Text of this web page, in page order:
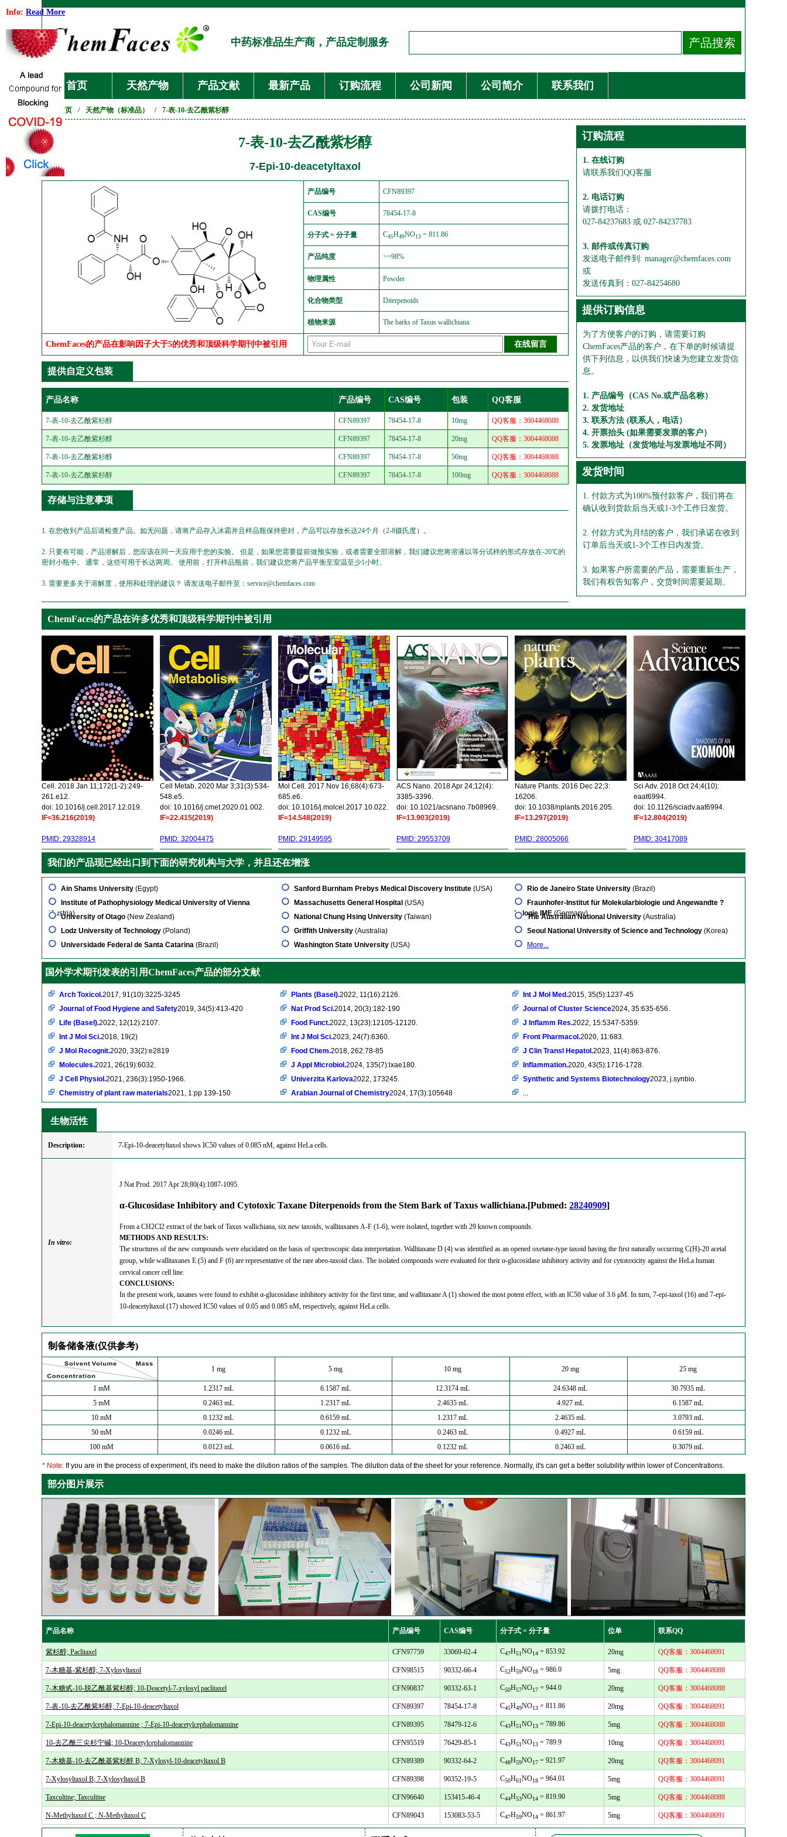
Info: Read More
中药标准品生产商，产品定制服务
首页 天然产物 产品文献 最新产品 订购流程 公司新闻 公司简介 联系我们
首页 / 天然产物（标准品） / 7-表-10-去乙酰紫杉醇
7-表-10-去乙酰紫杉醇
7-Epi-10-deacetyltaxol
产品编号 CFN89397
CAS编号 78454-17-8
分子式 = 分子量 C45H49NO13 = 811.86
产品纯度 >=98%
物理属性 Powder
化合物类型 Diterpenoids
植物来源 The barks of Taxus wallichiana.
ChemFaces的产品在影响因子大于5的优秀和顶级科学期刊中被引用
提供自定义包装
产品名称 产品编号 CAS编号 包装 QQ客服
7-表-10-去乙酰紫杉醇 CFN89397 78454-17-8 10mg QQ客服：3004468088
7-表-10-去乙酰紫杉醇 CFN89397 78454-17-8 20mg QQ客服：3004468088
7-表-10-去乙酰紫杉醇 CFN89397 78454-17-8 50mg QQ客服：3004468088
7-表-10-去乙酰紫杉醇 CFN89397 78454-17-8 100mg QQ客服：3004468088
存储与注意事项
1. 在您收到产品后请检查产品。如无问题，请将产品存入冰霜并且样品瓶保持密封，产品可以存放长达24个月（2-8摄氏度）。
2. 只要有可能，产品溶解后，您应该在同一天应用于您的实验。 但是，如果您需要提前做预实验，或者需要全部溶解，我们建议您将溶液以等分试样的形式存放在-20℃的
密封小瓶中。 通常，这些可用于长达两周。 使用前，打开样品瓶前，我们建议您将产品平衡至室温至少1小时。
3. 需要更多关于溶解度，使用和处理的建议？ 请发送电子邮件至：service@chemfaces.com
订购流程
1. 在线订购
请联系我们QQ客服
2. 电话订购
请拨打电话：
027-84237683 或 027-84237783
3. 邮件或传真订购
发送电子邮件到: manager@chemfaces.com
或
发送传真到：027-84254680
提供订购信息
为了方便客户的订购，请需要订购
ChemFaces产品的客户，在下单的时候请提
供下列信息，以供我们快速为您建立发货信
息。
1. 产品编号（CAS No.或产品名称）
2. 发货地址
3. 联系方法 (联系人，电话）
4. 开票抬头 (如果需要发票的客户）
5. 发票地址（发货地址与发票地址不同）
发货时间
1. 付款方式为100%预付款客户，我们将在
确认收到货款后当天或1-3个工作日发货。
2. 付款方式为月结的客户，我们承诺在收到
订单后当天或1-3个工作日内发货。
3. 如果客户所需要的产品，需要重新生产，
我们有权告知客户，交货时间需要延期。
ChemFaces的产品在许多优秀和顶级科学期刊中被引用
Cell. 2018 Jan 11;172(1-2):249-
261.e12.
doi: 10.1016/j.cell.2017.12.019.
IF=36.216(2019)
PMID: 29328914
Cell Metab. 2020 Mar 3;31(3):534-
548.e5.
doi: 10.1016/j.cmet.2020.01.002.
IF=22.415(2019)
PMID: 32004475
Mol Cell. 2017 Nov 16;68(4):673-
685.e6.
doi: 10.1016/j.molcel.2017.10.022.
IF=14.548(2019)
PMID: 29149595
ACS Nano. 2018 Apr 24;12(4):
3385-3396.
doi: 10.1021/acsnano.7b08969.
IF=13.903(2019)
PMID: 29553709
Nature Plants. 2016 Dec 22;3:
16206.
doi: 10.1038/nplants.2016.205.
IF=13.297(2019)
PMID: 28005066
Sci Adv. 2018 Oct 24;4(10):
eaat6994.
doi: 10.1126/sciadv.aat6994.
IF=12.804(2019)
PMID: 30417089
我们的产品现已经出口到下面的研究机构与大学，并且还在增涨
Ain Shams University (Egypt)
Institute of Pathophysiology Medical University of Vienna
(Austria)University of Otago (New Zealand)
Lodz University of Technology (Poland)
Universidade Federal de Santa Catarina (Brazil)
Sanford Burnham Prebys Medical Discovery Institute (USA)
Massachusetts General Hospital (USA)
National Chung Hsing University (Taiwan)
Griffith University (Australia)
Washington State University (USA)
Rio de Janeiro State University (Brazil)
Fraunhofer-Institut für Molekularbiologie und Angewandte ?
kologie IME(Germany)
The Australian National University (Australia)
Seoul National University of Science and Technology (Korea)
More...
国外学术期刊发表的引用ChemFaces产品的部分文献
Arch Toxicol.2017, 91(10):3225-3245
Journal of Food Hygiene and Safety2019, 34(5):413-420
Life (Basel).2022, 12(12):2107.
Int J Mol Sci.2018, 19(2)
J Mol Recognit.2020, 33(2):e2819
Molecules.2021, 26(19):6032.
J Cell Physiol.2021, 236(3):1950-1966.
Chemistry of plant raw materials2021, 1:pp 139-150
Plants (Basel).2022, 11(16):2126.
Nat Prod Sci.2014, 20(3):182-190
Food Funct.2022, 13(23):12105-12120.
Int J Mol Sci.2023, 24(7):6360.
Food Chem.2018, 262:78-85
J Appl Microbiol.2024, 135(7):lxae180.
Univerzita Karlova2022, 173245.
Arabian Journal of Chemistry2024, 17(3):105648
Int J Mol Med.2015, 35(5):1237-45
Journal of Cluster Science2024, 35:635-656.
J Inflamm Res.2022, 15:5347-5359.
Front Pharmacol.2020, 11:683.
J Clin Transl Hepatol.2023, 11(4):863-876.
Inflammation.2020, 43(5):1716-1728.
Synthetic and Systems Biotechnology2023, j.synbio.
...
生物活性
Description: 7-Epi-10-deacetyltaxol shows IC50 values of 0.085 nM, against HeLa cells.
In vitro:
J Nat Prod. 2017 Apr 28;80(4):1087-1095.
α-Glucosidase Inhibitory and Cytotoxic Taxane Diterpenoids from the Stem Bark of Taxus wallichiana.[Pubmed: 28240909]
From a CH2Cl2 extract of the bark of Taxus wallichiana, six new taxoids, wallitaxanes A-F (1-6), were isolated, together with 29 known compounds.
METHODS AND RESULTS:
The structures of the new compounds were elucidated on the basis of spectroscopic data interpretation. Wallitaxane D (4) was identified as an opened oxetane-type taxoid having the first naturally occurring C(H)-20 acetal
group, while wallitaxanes E (5) and F (6) are representative of the rare abeo-taxoid class. The isolated compounds were evaluated for their α-glucosidase inhibitory activity and for cytotoxicity against the HeLa human
cervical cancer cell line.
CONCLUSIONS:
In the present work, taxanes were found to exhibit α-glucosidase inhibitory activity for the first time, and wallitaxane A (1) showed the most potent effect, with an IC50 value of 3.6 μM. In turn, 7-epi-taxol (16) and 7-epi-
10-deacetyltaxol (17) showed IC50 values of 0.05 and 0.085 nM, respectively, against HeLa cells.
制备储备液(仅供参考)
1 mg 5 mg 10 mg 20 mg 25 mg
1 mM 1.2317 mL 6.1587 mL 12.3174 mL 24.6348 mL
30.7935 mL
5 mM
0.2463 mL 1.2317 mL 2.4635 mL 4.927 mL
6.1587 mL
10 mM
0.1232 mL 0.6159 mL 1.2317 mL 2.4635 mL
3.0793 mL
50 mM
0.0246 mL 0.1232 mL 0.2463 mL 0.4927 mL
0.6159 mL
100 mM
0.0123 mL 0.0616 mL 0.1232 mL 0.2463 mL 0.3079 mL
* Note: If you are in the process of experiment, it's need to make the dilution ratios of the samples. The dilution data of the sheet for your reference. Normally, it's can get a better solubility within lower of Concentrations.
部分图片展示
产品名称 产品编号 CAS编号 分子式 = 分子量 位单 联系QQ
紫杉醇; Paclitaxel CFN97759 33069-62-4 C47H51NO14 = 853.92 20mg QQ客服：3004468091
7-木糖基-紫杉醇; 7-Xylosyltaxol CFN98515 90332-66-4 C52H59NO18 = 986.0 5mg QQ客服：3004468088
7-木糖甙-10-脱乙酰基紫杉醇; 10-Deacetyl-7-xylosyl paclitaxel CFN90837 90332-63-1 C50H57NO17 = 944.0 20mg QQ客服：3004468088
7-表-10-去乙酰紫杉醇; 7-Epi-10-deacetyltaxol CFN89397 78454-17-8 C45H49NO13 = 811.86 20mg QQ客服：3004468091
7-Epi-10-deacetylcephalomannine ; 7-Epi-10-deacetylcephalomannine CFN89395 78479-12-6 C43H51NO13 = 789.86 5mg QQ客服：3004468088
10-去乙酰三尖杉宁碱; 10-Deacetylcephalomannine CFN95519 76429-85-1 C43H51NO13 = 789.9 10mg QQ客服：3004468091
7-木糖基-10-去乙酰基紫杉醇 B; 7-Xylosyl-10-deacetyltaxol B CFN89389 90332-64-2 C48H59NO17 = 921.97 20mg QQ客服：3004468091
7-Xylosyltaxol B; 7-Xylosyltaxol B CFN89398 90352-19-5 C50H61NO18 = 964.01 5mg QQ客服：3004468091
Taxcultine; Taxcultine CFN96640 153415-46-4 C44H53NO14 = 819.90 5mg QQ客服：3004468088
N-Methyltaxol C ; N-Methyltaxol C CFN89043 153083-53-5 C47H59NO14 = 861.97 5mg QQ客服：3004468091